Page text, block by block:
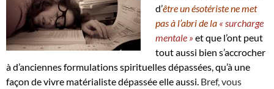
d’être un ésotériste ne met
pas à l’abri de la « surcharge
mentale » et que l’ont peut
tout aussi bien s’accrocher
à d’anciennes formulations spirituelles dépassées, qu’à une
façon de vivre matérialiste dépassée elle aussi. Bref, vous